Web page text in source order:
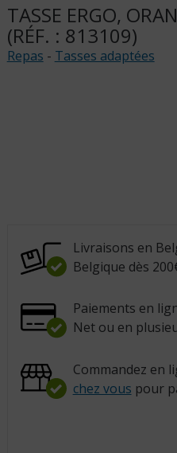
TASSE ERGO,
(RÉF. : 813109)
Repas - Tasses adaptées
Livraisons en
Belgique dès
Paiements en
Net ou en
Commandez en
chez vous pour